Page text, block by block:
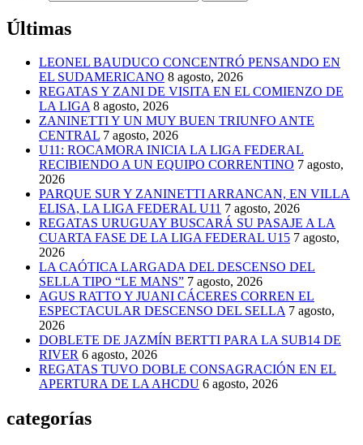
Últimas
LEONEL BAUDUCO CONCENTRÓ PENSANDO EN
EL SUDAMERICANO 8 agosto, 2026
REGATAS Y ZANI DE VISITA EN EL COMIENZO DE
LA LIGA 8 agosto, 2026
ZANINETTI Y UN MUY BUEN TRIUNFO ANTE
CENTRAL 7 agosto, 2026
U11: ROCAMORA INICIA LA LIGA FEDERAL
RECIBIENDO A UN EQUIPO CORRENTINO 7 agosto,
2026
PARQUE SUR Y ZANINETTI ARRANCAN, EN VILLA
ELISA, LA LIGA FEDERAL U11 7 agosto, 2026
REGATAS URUGUAY BUSCARÁ SU PASAJE A LA
CUARTA FASE DE LA LIGA FEDERAL U15 7 agosto,
2026
LA CAÓTICA LARGADA DEL DESCENSO DEL
SELLA TIPO “LE MANS” 7 agosto, 2026
AGUS RATTO Y JUANI CÁCERES CORREN EL
ESPECTACULAR DESCENSO DEL SELLA 7 agosto,
2026
DOBLETE DE JAZMÍN BERTTI PARA LA SUB14 DE
RIVER 6 agosto, 2026
REGATAS TUVO DOBLE CONSAGRACIÓN EN EL
APERTURA DE LA AHCDU 6 agosto, 2026
categorías